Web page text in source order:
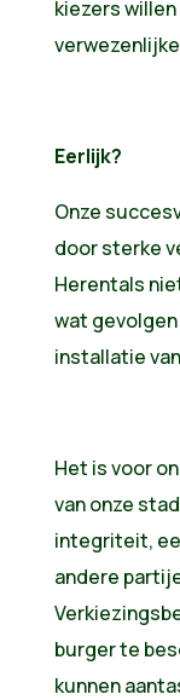
kiezers
Eerlijk?
Onze
door sterke
Herentals
wat
installatie
Het is voor
van onze
integriteit,
andere
burger te
kunnen